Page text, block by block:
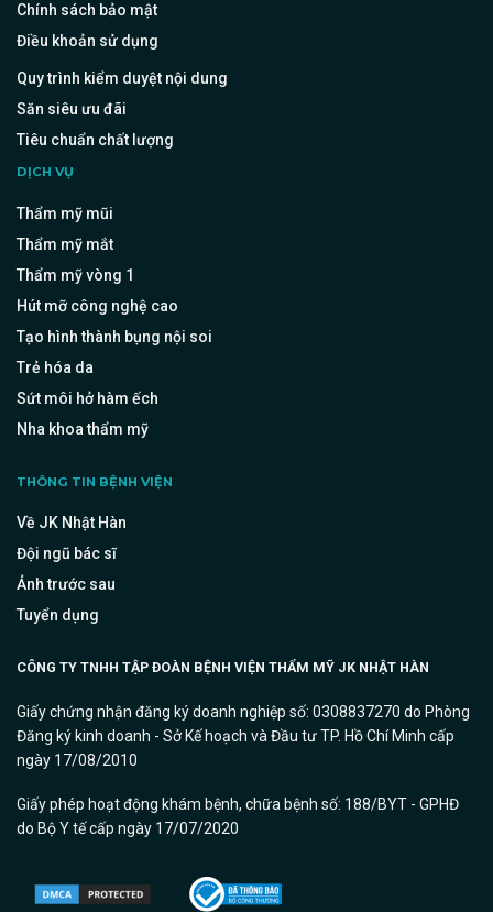
Chính sách bảo mật
Điều khoản sử dụng
Quy trình kiểm duyệt nội dung
Săn siêu ưu đãi
Tiêu chuẩn chất lượng
DỊCH VỤ
Thẩm mỹ mũi
Thẩm mỹ mắt
Thẩm mỹ vòng 1
Hút mỡ công nghệ cao
Tạo hình thành bụng nội soi
Trẻ hóa da
Sứt môi hở hàm ếch
Nha khoa thẩm mỹ
THÔNG TIN BỆNH VIỆN
Về JK Nhật Hàn
Đội ngũ bác sĩ
Ảnh trước sau
Tuyển dụng
CÔNG TY TNHH TẬP ĐOÀN BỆNH VIỆN THẨM MỸ JK NHẬT HÀN
Giấy chứng nhận đăng ký doanh nghiệp số: 0308837270 do Phòng
Đăng ký kinh doanh - Sở Kế hoạch và Đầu tư TP. Hồ Chí Minh cấp
ngày 17/08/2010
Giấy phép hoạt động khám bệnh, chữa bệnh số: 188/BYT - GPHĐ
do Bộ Y tế cấp ngày 17/07/2020